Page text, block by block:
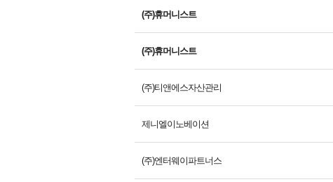
(주)휴머니스트
(주)휴머니스트
(주)티앤에스자산관리
제니엘이노베이션
(주)엔터웨이파트너스